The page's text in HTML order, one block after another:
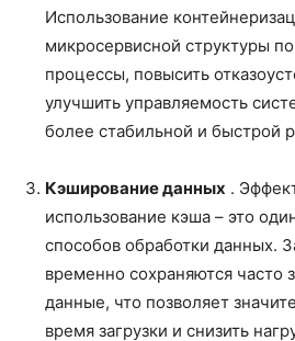
Использование
микросервисной структуры
процессы, повысить
улучшить управляемость
более стабильной и быстрой
Кэширование данных .
использование кэша – это
способов обработки данных.
временно сохраняются часто
данные, что позволяет
время загрузки и снизить